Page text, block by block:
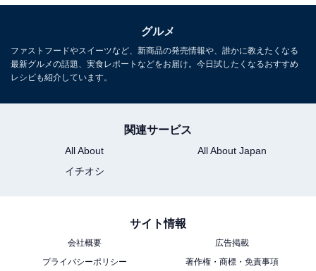
にある浜松「
蔵前家
」の袴田祐司（はかまだ ゆうじ）さ
グルメ
ファストフードやスイーツなど、新商品の発売情報や、誰かに教えたくなる
最新グルメの話題、実食レポートなどをお届け。今日試したくなるおすすめ
レシピも紹介しています。
関連サービス
All About
All About Japan
イチオシ
サイト情報
会社概要
広告掲載
プライバシーポリシー
著作権・商標・免責事項